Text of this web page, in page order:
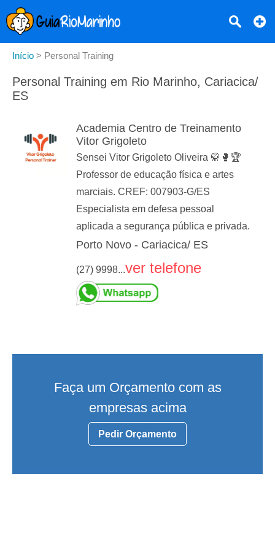
Início > Personal Training
Personal Training em Rio Marinho, Cariacica/
ES
Academia Centro de Treinamento
Vitor Grigoleto
Sensei Vitor Grigoleto Oliveira 🥋🥊🏆
Professor de educação física e artes
marciais. CREF: 007903-G/ES
Especialista em defesa pessoal
aplicada a segurança pública e privada.
Porto Novo - Cariacica/ ES
(27) 9998...ver telefone
Faça um Orçamento com as
empresas acima
Pedir Orçamento